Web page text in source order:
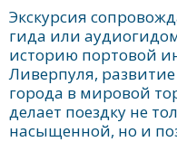
Экскурсия
гида или
историю портовой
Ливерпуля,
города в мировой
делает поездку не
насыщенной, но и